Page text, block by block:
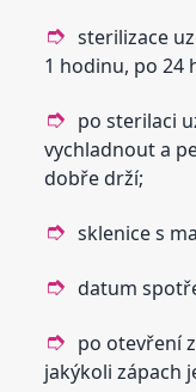
sterilizace
1 hodinu, po 24
po sterilaci
vychladnout a
dobře drží;
sklenice s
datum
po otevření
jakýkoli zápach